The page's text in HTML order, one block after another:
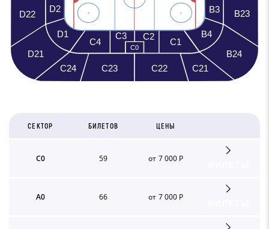
B3
B4
C1
C2
C3
C4
D1
D2
C0
B23
B24
C21
C22
C23
C24
D21
D22
СЕКТОР БИЛЕТОВ ЦЕНЫ
C0 59 от 7 000 Р
A0 66 от 7 000 Р